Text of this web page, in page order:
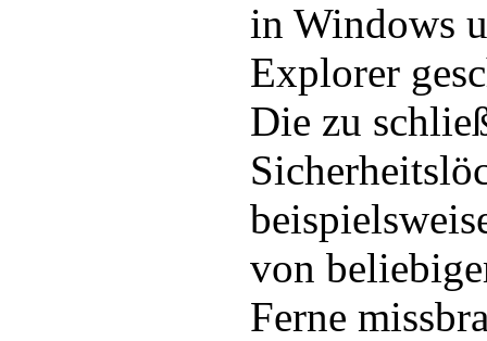
in Windows
Explorer
Die zu
von
Ferne